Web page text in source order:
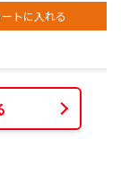
トに入れる